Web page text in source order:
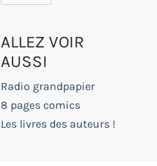
ALLEZ VOIR
AUSSI
Radio grandpapier
8 pages comics
Les livres des auteurs !